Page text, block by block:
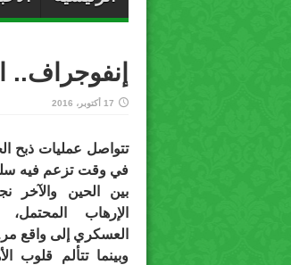
إنفوجراف..
17 أكتوبر، 2016
تتواصل عمليات ذبح
في وقت تزعم فيه
بين الحين والآخر
الإرهاب
العسكري إلى واقع
وبينما تتألم قلوب